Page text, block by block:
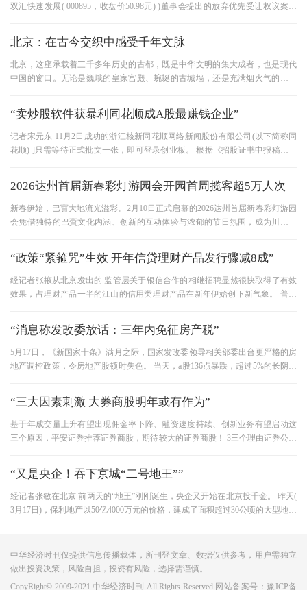
双汇快速发展( 000895，收盘价50.98元) )董事会提出的放弃优先受让权议案。
北京：在古今交织中感受千年文脉
北京，这座承载着三千多年历史的古都，既是中华文明的集大成者，也是现代
中国的窗口。无论是巍峨的皇家宫殿、蜿蜒的古城墙，还是充满烟火气的胡同
“卖炒股软件获暴利同花顺成A股最赚钱企业”
记者宋元东 11月2日成功的浙江核新同花顺网络新闻股份有限公司(以下简称同
花顺) ]只需等待正式批文一张，即可登录创业板。 根据《招股证书申报稿》，
2026达州首届新春彩灯游园会开园首周揽客超5万人次
新春伊始，巴賨大地流光溢彩。2月10日正式启幕的2026达州首届新春彩灯游园
会凭借独特的巴賨文化内涵、创新的互动体验与浓郁的节日氛围，成为川东地
“政策“紧箍咒”生效 开年信贷理财产品发行骤减8成”
经记者张掖从北京发出的 监管层关于银信合作的相继招聘显然很快取得了有效
效果，占理财产品一半的江山的信用类理财产品在新年伊始创下新气象。 普益
“消息称发改委放话：三年内免征房产税”
5月17日，《新国家十条》满月之际，国家发改委领导相关部委出台更严格的房
地产调控政策，令房地产股顿时失色。 当天，a股136点暴跌，超过5%的长阴线
“三大因素刺激 大券商股明年或有作为”
基于年成交量上升有望出现佣金率下降、融资速度持续、创新业务有望启动这
三个原因，平安证券推荐证券商股，期待较大的证券商股！ 3三个理由证券公司
“又是央企！吞下京城“二号地王””
经记者张敏在北京 前两天的“地王”刚刚诞生，央企又开始在北京投千金。 昨天(
3月17日)，保利地产以50亿4000万元的价格，建成了面积超过30公顷的大型地块
中华经济时刊仅提供信息传播载体，所刊登文章、数据仅供参考，用户需独立
做出投资决策，风险自担，投资有风险，选择需谨慎。
CopyRight© 2009-2021 中华经济时刊 All Rights Reserved 网站备案号： 豫ICP备